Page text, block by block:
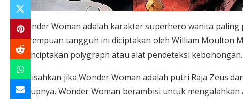
Wonder Woman adalah karakter superhero wanita
perempuan tangguh ini diciptakan oleh William Moulton
menciptakan polygraph atau alat pendeteksi kebohongan.
Dikisahkan jika Wonder Woman adalah putri Raja Zeus
hidupnya, Wonder Woman berambisi untuk